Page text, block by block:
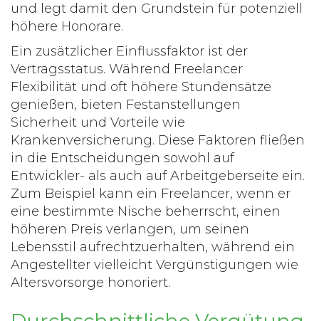
und legt damit den Grundstein für potenziell
höhere Honorare.
Ein zusätzlicher Einflussfaktor ist der
Vertragsstatus. Während Freelancer
Flexibilität und oft höhere Stundensätze
genießen, bieten Festanstellungen
Sicherheit und Vorteile wie
Krankenversicherung. Diese Faktoren fließen
in die Entscheidungen sowohl auf
Entwickler- als auch auf Arbeitgeberseite ein.
Zum Beispiel kann ein Freelancer, wenn er
eine bestimmte Nische beherrscht, einen
höheren Preis verlangen, um seinen
Lebensstil aufrechtzuerhalten, während ein
Angestellter vielleicht Vergünstigungen wie
Altersvorsorge honoriert.